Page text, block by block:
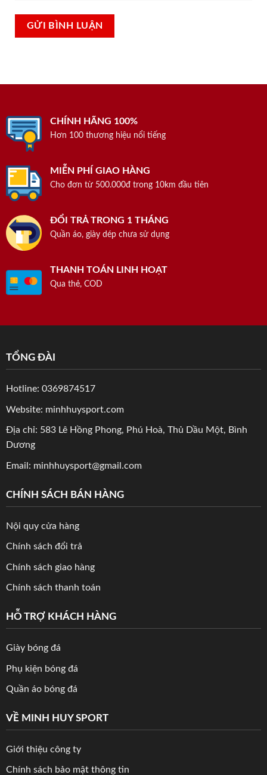
CHÍNH HÃNG 100%
Hơn 100 thương hiệu nổi tiếng
MIỄN PHÍ GIAO HÀNG
Cho đơn từ 500.000đ trong 10km đầu tiên
ĐỔI TRẢ TRONG 1 THÁNG
Quần áo, giày dép chưa sử dụng
THANH TOÁN LINH HOẠT
Qua thẻ, COD
TỔNG ĐÀI
Hotline: 0369874517
Website: minhhuysport.com
Địa chỉ: 583 Lê Hồng Phong, Phú Hoà, Thủ Dầu Một, Bình
Dương
Email: minhhuysport@gmail.com
CHÍNH SÁCH BÁN HÀNG
Nội quy cửa hàng
Chính sách đổi trả
Chính sách giao hàng
Chính sách thanh toán
HỖ TRỢ KHÁCH HÀNG
Giày bóng đá
Phụ kiện bóng đá
Quần áo bóng đá
VỀ MINH HUY SPORT
Giới thiệu công ty
Chính sách bảo mật thông tin